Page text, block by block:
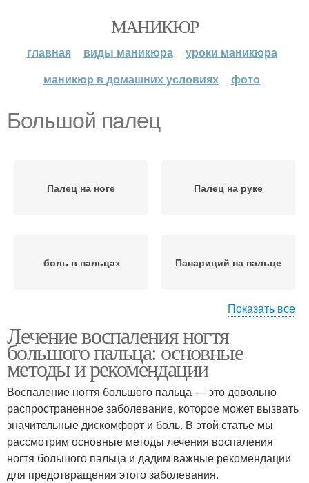
МАНИКЮР
главная виды маникюра
уроки маникюра
маникюр в домашних условиях
фото
Большой палец
Палец на ноге Палец на руке
боль в пальцах Панариций на пальце
пальце
Показать все
Лечение воспаления ногтя
большого пальца: основные
методы и рекомендации
Воспаление ногтя большого пальца — это довольно
распространенное заболевание, которое может вызвать
значительные дискомфорт и боль. В этой статье мы
рассмотрим основные методы лечения воспаления
ногтя большого пальца и дадим важные рекомендации
для предотвращения этого заболевания.